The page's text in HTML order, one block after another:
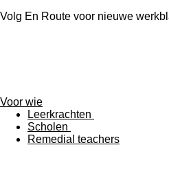
Volg En Route voor nieuwe
b
o
o
a
g
r
a
d
I
n
Voor wie
Leerkrachten
Scholen
Remedial teachers